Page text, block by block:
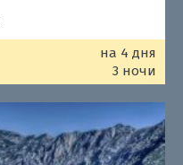
на 4 дня
3 ночи